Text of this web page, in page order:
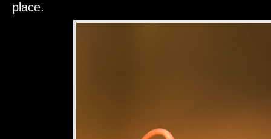
place.